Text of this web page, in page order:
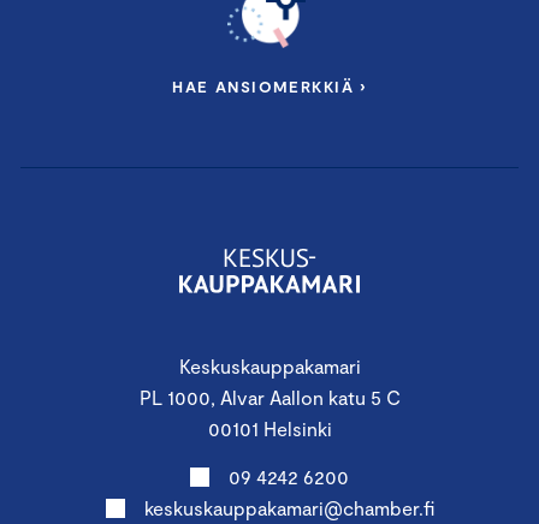
Keskuskauppakamari
PL 1000, Alvar Aallon katu 5 C
00101 Helsinki
09 4242 6200
keskuskauppakamari@chamber.fi
HAE ANSIOMERKKIÄ ›